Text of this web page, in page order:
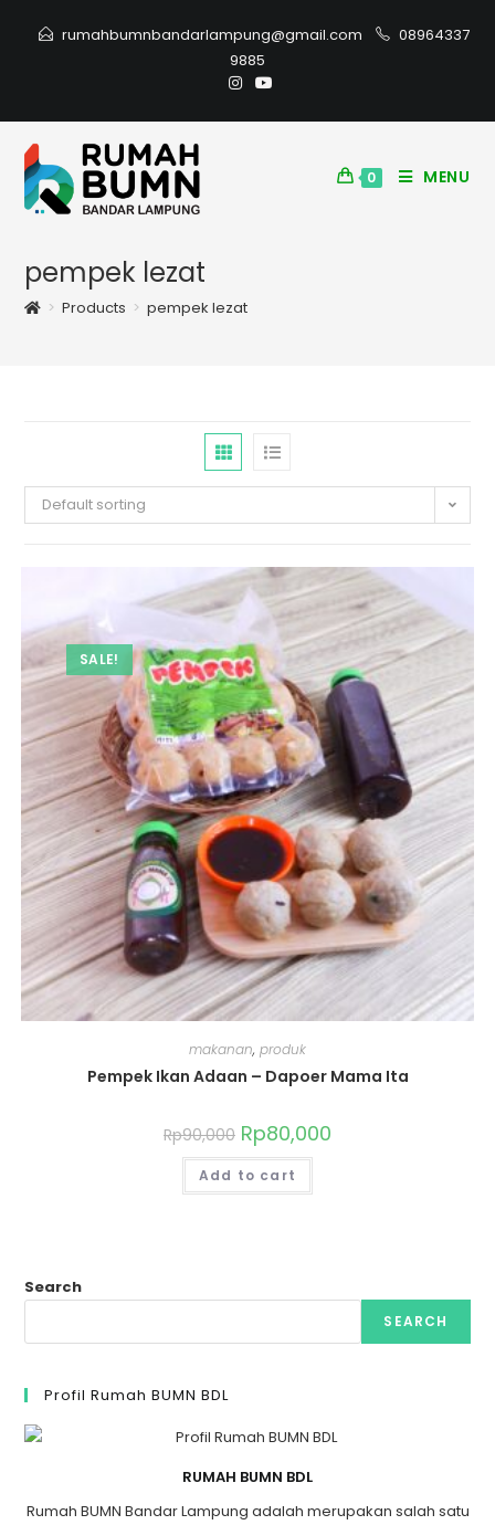
rumahbumnbandarlampung@gmail.com
08964337
9885
0 MENU
pempek lezat
> Products > pempek lezat
Default sorting
SALE!
makanan, produk
Pempek Ikan Adaan – Dapoer Mama Ita
Rp90,000 Rp80,000
Add to cart
Search
SEARCH
Profil Rumah BUMN BDL
RUMAH BUMN BDL
Rumah BUMN Bandar Lampung adalah merupakan salah satu